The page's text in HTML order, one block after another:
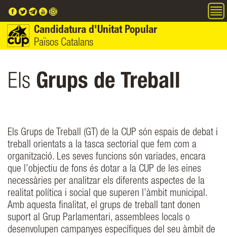
Candidatura d'Unitat Popular
Països Catalans
Els Grups de Treball
Els Grups de Treball (GT) de la CUP són espais de debat i
treball orientats a la tasca sectorial que fem com a
organització. Les seves funcions són variades, encara
que l’objectiu de fons és dotar a la CUP de les eines
necessàries per analitzar els diferents aspectes de la
realitat política i social que superen l’àmbit municipal.
Amb aquesta finalitat, el grups de treball tant donen
suport al Grup Parlamentari, assemblees locals o
desenvolupen campanyes específiques del seu àmbit de